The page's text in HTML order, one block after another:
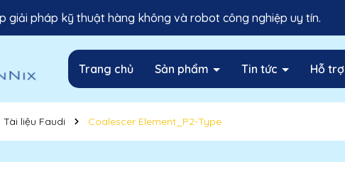
giải pháp kỹ thuật hàng không và robot công nghiệp uy tín.
Trang chủ Sản phẩm Tin tức Hỗ trợ
Tài liệu Faudi Coalescer Element_P2-Type